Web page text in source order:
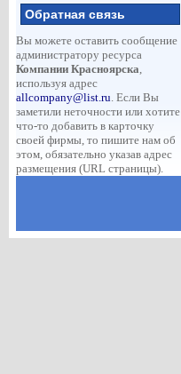
Обратная связь
Вы можете оставить сообщение
администратору ресурса
Компании Красноярска,
используя адрес
allcompany@list.ru. Если Вы
заметили неточности или хотите
что-то добавить в карточку
своей фирмы, то пишите нам об
этом, обязательно указав адрес
размещения (URL страницы).